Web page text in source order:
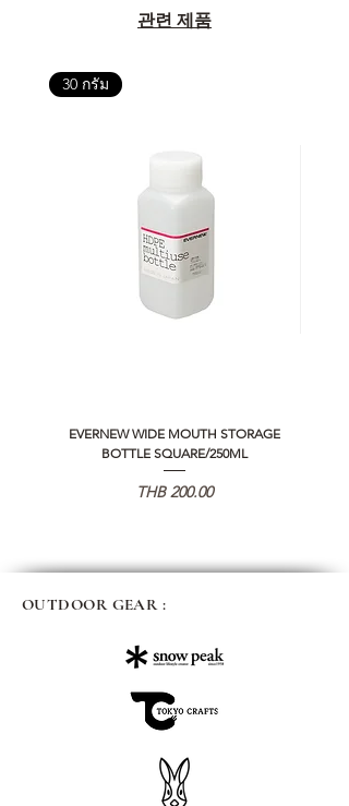
관련 제품
30 กรัม
EVERNEW WIDE MOUTH STORAGE
BOTTLE SQUARE/250ML
가격
THB 200.00
OUTDOOR GEAR :